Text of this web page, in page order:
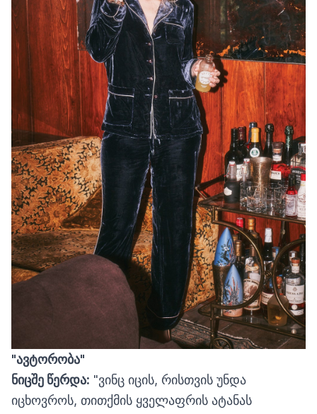
"ავტორობა"
ნიცშე წერდა: "ვინც იცის, რისთვის უნდა
იცხოვროს, თითქმის ყველაფრის ატანას